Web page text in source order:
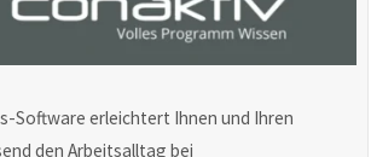
Software erleichtert Ihnen und Ihren
den Arbeitsalltag bei